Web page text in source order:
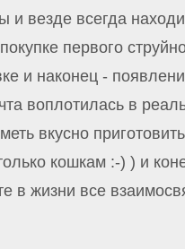
везде всегда
первого
и наконец -
воплотилась в
вкусно
кошкам :-) ) и
в жизни все